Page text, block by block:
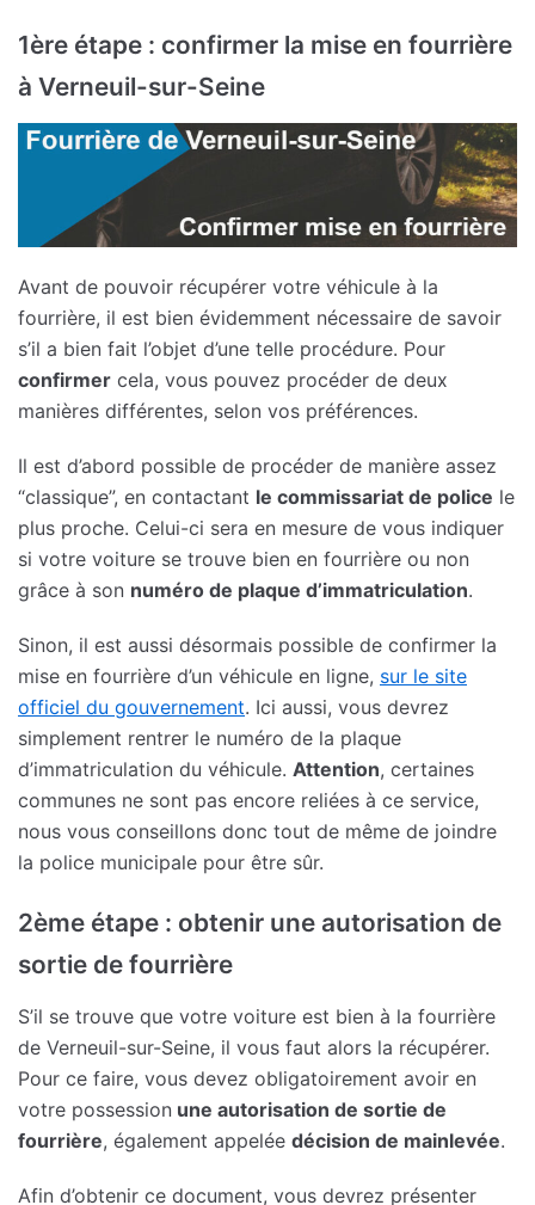
1ère étape : confirmer la mise en fourrière
à Verneuil-sur-Seine
Avant de pouvoir récupérer votre véhicule à la
fourrière, il est bien évidemment nécessaire de savoir
s’il a bien fait l’objet d’une telle procédure. Pour
confirmer cela, vous pouvez procéder de deux
manières différentes, selon vos préférences.
Il est d’abord possible de procéder de manière assez
“classique”, en contactant le commissariat de police le
plus proche. Celui-ci sera en mesure de vous indiquer
si votre voiture se trouve bien en fourrière ou non
grâce à son numéro de plaque d’immatriculation.
Sinon, il est aussi désormais possible de confirmer la
mise en fourrière d’un véhicule en ligne, sur le site
officiel du gouvernement. Ici aussi, vous devrez
simplement rentrer le numéro de la plaque
d’immatriculation du véhicule. Attention, certaines
communes ne sont pas encore reliées à ce service,
nous vous conseillons donc tout de même de joindre
la police municipale pour être sûr.
2ème étape : obtenir une autorisation de
sortie de fourrière
S’il se trouve que votre voiture est bien à la fourrière
de Verneuil-sur-Seine, il vous faut alors la récupérer.
Pour ce faire, vous devez obligatoirement avoir en
votre possession une autorisation de sortie de
fourrière, également appelée décision de mainlevée.
Afin d’obtenir ce document, vous devrez présenter